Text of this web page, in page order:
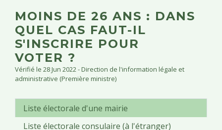
MOINS DE 26 ANS : DANS
QUEL CAS FAUT-IL
S'INSCRIRE POUR
VOTER ?
Vérifié le 28 Jun 2022 - Direction de l'information légale et
administrative (Première ministre)
Liste électorale d'une mairie
Liste électorale consulaire (à l'étranger)